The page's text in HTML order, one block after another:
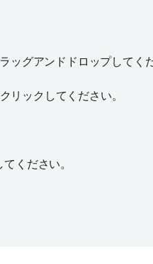
グアンドドロップしてくだ
リックしてください。
ください。